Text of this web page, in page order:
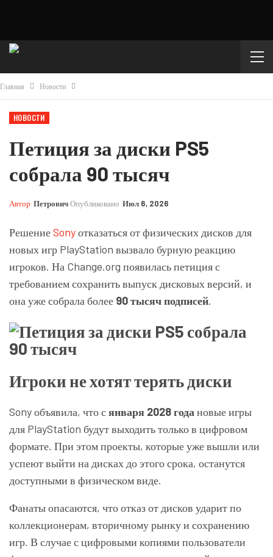
Главная Новости
НОВОСТИ
Петиция за диски PS5
собрала 90 тысяч
Автор ПетровичОпубликовано Июл 6, 2026
РешениеSonyотказаться от физических дисков для
новых игр PlayStation вызвало бурную реакцию
игроков. На Change.org появилась петиция с
требованием сохранить выпуск дисковых версий, и
она уже собрала более 90 тысяч подписей.
Игроки не хотят терять диски
Sony объявила, что с января 2028 года новые игры
для PlayStation будут выходить только в цифровом
формате. При этом проекты, которые уже вышли или
успеют выйти на дисках до этого срока, останутся
доступными в физическом виде.
Фанаты опасаются, что отказ от дисков ударит по
коллекционерам, вторичному рынку и сохранению
игр. В случае с цифровыми копиями пользователи